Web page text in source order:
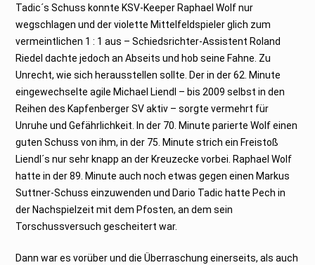
Tadic´s Schuss konnte KSV-Keeper Raphael Wolf nur
wegschlagen und der violette Mittelfeldspieler glich zum
vermeintlichen 1 : 1 aus – Schiedsrichter-Assistent Roland
Riedel dachte jedoch an Abseits und hob seine Fahne. Zu
Unrecht, wie sich herausstellen sollte. Der in der 62. Minute
eingewechselte agile Michael Liendl – bis 2009 selbst in den
Reihen des Kapfenberger SV aktiv – sorgte vermehrt für
Unruhe und Gefährlichkeit. In der 70. Minute parierte Wolf einen
guten Schuss von ihm, in der 75. Minute strich ein Freistoß
Liendl´s nur sehr knapp an der Kreuzecke vorbei. Raphael Wolf
hatte in der 89. Minute auch noch etwas gegen einen Markus
Suttner-Schuss einzuwenden und Dario Tadic hatte Pech in
der Nachspielzeit mit dem Pfosten, an dem sein
Torschussversuch gescheitert war.
Dann war es vorüber und die Überraschung einerseits, als auch